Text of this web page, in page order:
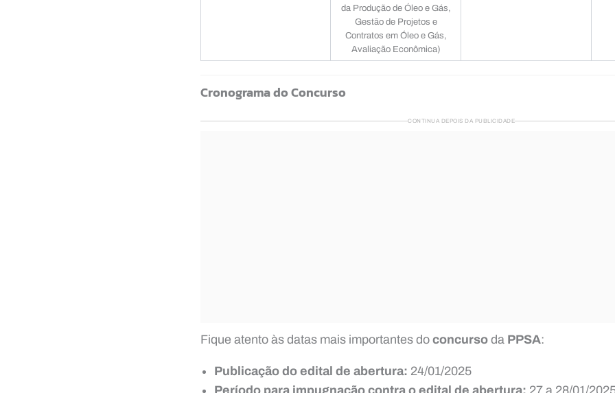
da Produção de Óleo e Gás,
Gestão de Projetos e
Contratos em Óleo e Gás,
Avaliação Econômica)
Cronograma do Concurso
CONTINUA DEPOIS DA PUBLICIDADE
Fique atento às datas mais importantes do concurso da PPSA:
Publicação do edital de abertura: 24/01/2025
Período para impugnação contra o edital de abertura: 27 a 28/01/